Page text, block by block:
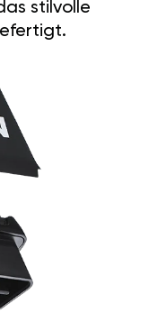
stilvolle